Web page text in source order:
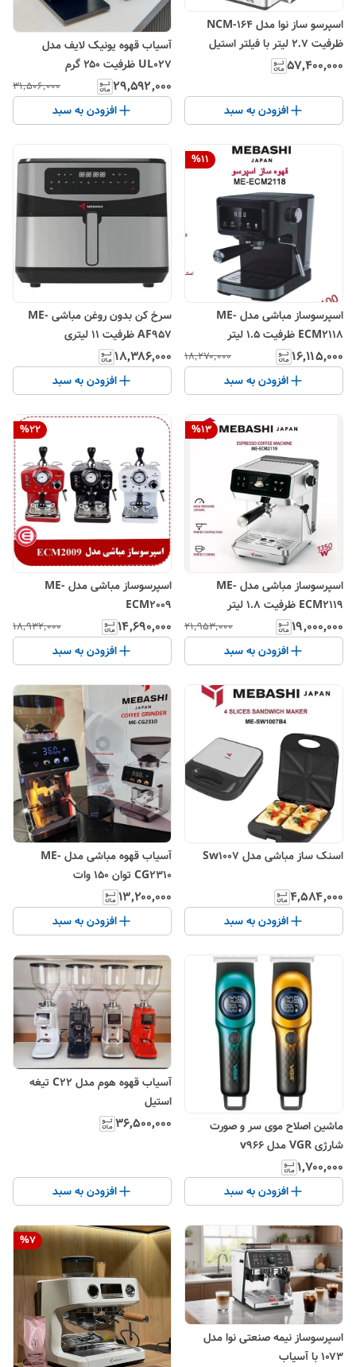
اسپرسو ساز نوا مدل NCM-164
ظرفیت ۲.۷ لیتر با فیلتر استیل
۵۷٬۴۰۰٬۰۰۰
افزودن به سبد
آسیاب قهوه یونیک لایف مدل
UL027 ظرفیت ۲۵۰ گرم
۲۹٬۵۹۲٬۰۰۰ ۳۱٬۵۰۶٬۰۰۰
افزودن به سبد
%11
اسپرسوساز مباشی مدل ME-
ECM2118 ظرفیت ۱.۵ لیتر
۱۶٬۱۱۵٬۰۰۰ ۱۸٬۲۷۰٬۰۰۰
افزودن به سبد
سرخ کن بدون روغن مباشی ME-
AF957 ظرفیت 11 لیتری
۱۸٬۳۸۶٬۰۰۰
افزودن به سبد
%13
اسپرسوساز مباشی مدل ME-
ECM2119 ظرفیت ۱.۸ لیتر
۱۹٬۰۰۰٬۰۰۰ ۲۱٬۹۵۳٬۰۰۰
افزودن به سبد
%22
اسپرسوساز مباشی مدل ME-
ECM2009
۱۴٬۶۹۰٬۰۰۰ ۱۸٬۹۳۲٬۰۰۰
افزودن به سبد
اسنک ساز مباشی مدل Sw1007
۴٬۵۸۴٬۰۰۰
افزودن به سبد
آسیاب قهوه مباشی مدل ME-
CG2310 توان 150 وات
۱۳٬۲۰۰٬۰۰۰
افزودن به سبد
ماشین اصلاح موی سر و صورت
شارژی VGR مدل v966
۱٬۷۰۰٬۰۰۰
افزودن به سبد
آسیاب قهوه هوم مدل C22 تیغه
استیل
۳۶٬۵۰۰٬۰۰۰
افزودن به سبد
اسپرسوساز نیمه صنعتی نوا مدل
۱۰۷۳ با آسیاب
%7